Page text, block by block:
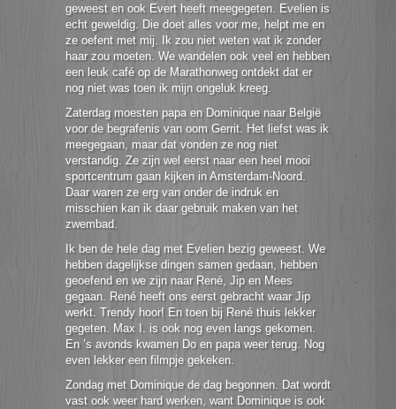
geweest en ook Evert heeft meegegeten. Evelien is
echt geweldig. Die doet alles voor me, helpt me en
ze oefent met mij. Ik zou niet weten wat ik zonder
haar zou moeten. We wandelen ook veel en hebben
een leuk café op de Marathonweg ontdekt dat er
nog niet was toen ik mijn ongeluk kreeg.
Zaterdag moesten papa en Dominique naar België
voor de begrafenis van oom Gerrit. Het liefst was ik
meegegaan, maar dat vonden ze nog niet
verstandig. Ze zijn wel eerst naar een heel mooi
sportcentrum gaan kijken in Amsterdam-Noord.
Daar waren ze erg van onder de indruk en
misschien kan ik daar gebruik maken van het
zwembad.
Ik ben de hele dag met Evelien bezig geweest. We
hebben dagelijkse dingen samen gedaan, hebben
geoefend en we zijn naar René, Jip en Mees
gegaan. René heeft ons eerst gebracht waar Jip
werkt. Trendy hoor! En toen bij René thuis lekker
gegeten. Max I. is ook nog even langs gekomen.
En ’s avonds kwamen Do en papa weer terug. Nog
even lekker een filmpje gekeken.
Zondag met Dominique de dag begonnen. Dat wordt
vast ook weer hard werken, want Dominique is ook